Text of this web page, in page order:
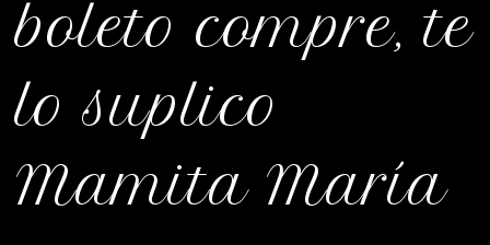
boleto compre, te
lo suplico
Mamita María